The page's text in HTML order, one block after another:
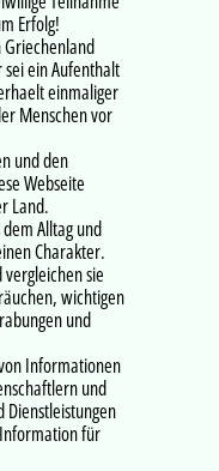
Erfolg!
Griechenland
sei ein Aufenthalt
einmaliger
Menschen vor
und den
Webseite
Land.
Alltag und
Charakter.
sie
wichtigen
und
Informationen
und
Dienstleistungen
für